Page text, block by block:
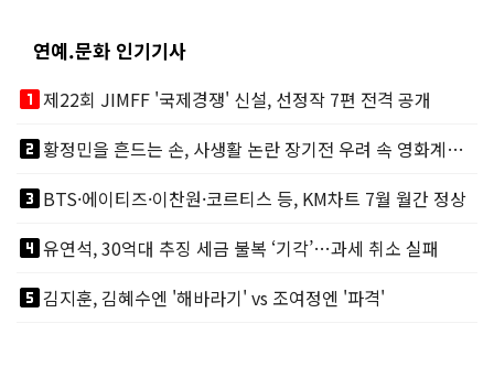
연예.문화 인기기사
looks_one제22회 JIMFF '국제경쟁' 신설, 선정작 7편 전격 공개
looks_two
황정민을 흔드는 손, 사생활 논란 장기전 우려 속 영화계도 리스크
looks_3BTS·에이티즈·이찬원·코르티스 등, KM차트 7월 월간 정상
looks_4유연석, 30억대 추징 세금 불복 ‘기각’…과세 취소 실패
looks_5김지훈, 김혜수엔 '해바라기' vs 조여정엔 '파격'